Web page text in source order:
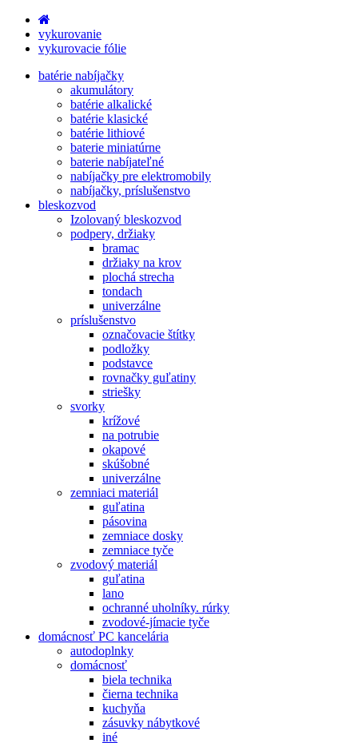
vykurovanie
vykurovacie fólie
batérie nabíjačky
akumulátory
batérie alkalické
batérie klasické
batérie lithiové
baterie miniatúrne
baterie nabíjateľné
nabíjačky pre elektromobily
nabíjačky, príslušenstvo
bleskozvod
Izolovaný bleskozvod
podpery, držiaky
bramac
držiaky na krov
plochá strecha
tondach
univerzálne
príslušenstvo
označovacie štítky
podložky
podstavce
rovnačky guľatiny
striešky
svorky
krížové
na potrubie
okapové
skúšobné
univerzálne
zemniaci materiál
guľatina
pásovina
zemniace dosky
zemniace tyče
zvodový materiál
guľatina
lano
ochranné uholníky. rúrky
zvodové-jímacie tyče
domácnosť PC kancelária
autodoplnky
domácnosť
biela technika
čierna technika
kuchyňa
zásuvky nábytkové
iné